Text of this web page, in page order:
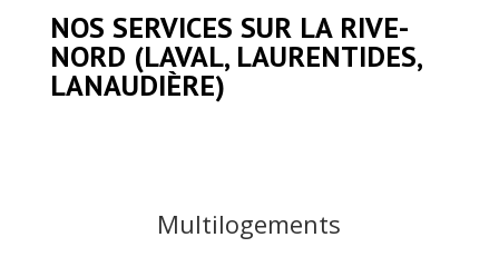
NOS SERVICES SUR LA RIVE-
NORD (LAVAL, LAURENTIDES,
LANAUDIÈRE)
Multilogements